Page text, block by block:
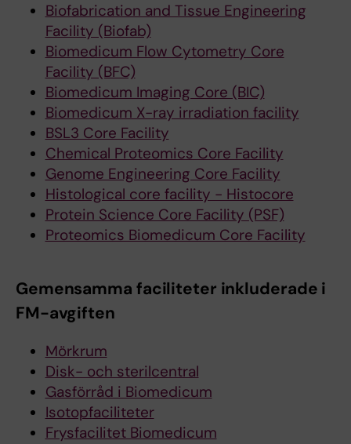
Biofabrication and Tissue Engineering
Facility (Biofab)
Biomedicum Flow Cytometry Core
Facility (BFC)
Biomedicum Imaging Core (BIC)
Biomedicum X-ray irradiation facility
BSL3 Core Facility
Chemical Proteomics Core Facility
Genome Engineering Core Facility
Histological core facility - Histocore
Protein Science Core Facility (PSF)
Proteomics Biomedicum Core Facility
Gemensamma faciliteter inkluderade i
FM-avgiften
Mörkrum
Disk- och sterilcentral
Gasförråd i Biomedicum
Isotopfaciliteter
Frysfacilitet Biomedicum